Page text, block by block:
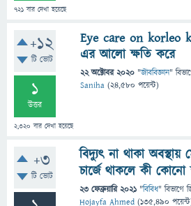
721 বার দেখা হয়েছে
+12
টি ভোট
1
উত্তর
2,320 বার দেখা হয়েছে
Eye care on korleo
এর আলো ক্ষতি করে
22 অক্টোবর 2020 "জীববিজ্ঞান"
Saniha (24,580 পয়েন্ট)
+3
টি ভোট
বিদ্যুৎ না থাকা অবস্থায়
চার্জে থাকলে কী কোনো
23 ফেব্রুয়ারি 2021 "বিবিধ" বিভাগে
Hojayfa Ahmed (135,490